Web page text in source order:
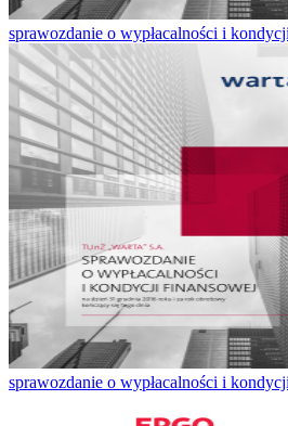
sprawozdanie o wypłacalności i
sprawozdanie o wypłacalności i